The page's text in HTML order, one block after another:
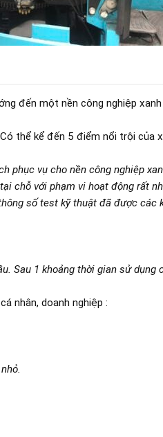
đến một nền công nghiệp
thể kể đến 5 điểm nổi trội của
phục vụ cho nền công nghiệp
chỗ với phạm vi hoạt động rất
số test kỹ thuật đã được các
Sau 1 khoảng thời gian sử dụng
nhân, doanh nghiệp :